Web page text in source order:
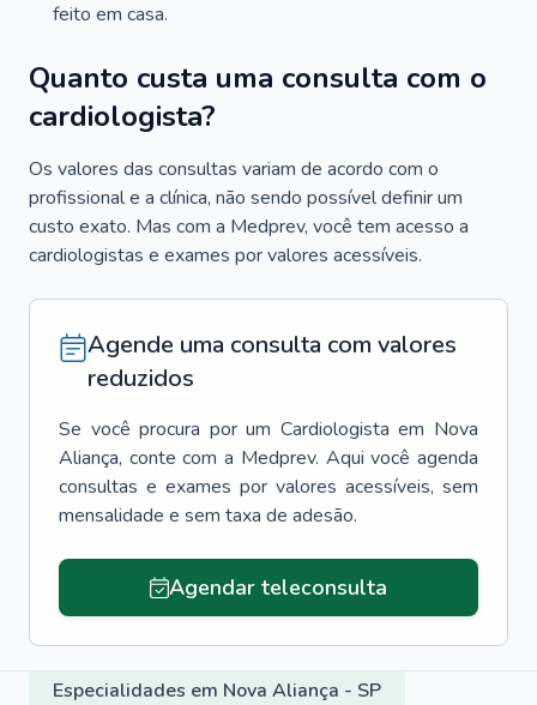
feito em casa.
Quanto custa uma consulta com o
cardiologista?
Os valores das consultas variam de acordo com o
profissional e a clínica, não sendo possível definir um
custo exato. Mas com a Medprev, você tem acesso a
cardiologistas e exames por valores acessíveis.
Agende uma consulta com valores
reduzidos
Se você procura por um Cardiologista em Nova
Aliança, conte com a Medprev. Aqui você agenda
consultas e exames por valores acessíveis, sem
mensalidade e sem taxa de adesão.
Agendar teleconsulta
Especialidades em Nova Aliança - SP